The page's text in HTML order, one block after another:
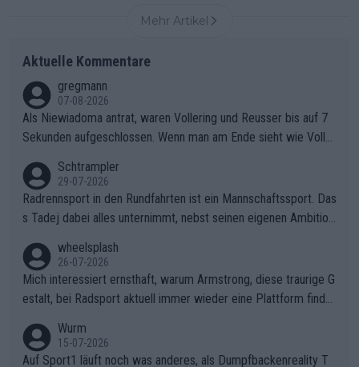
Mehr Artikel
Aktuelle Kommentare
gregmann
07-08-2026
Als Niewiadoma antrat, waren Vollering und Reusser bis auf 7
Sekunden aufgeschlossen. Wenn man am Ende sieht wie Voller
ering die 7 Sekunden zu Niewiadoma nicht geschlossen hat un
d den Abstand hat anwachsen lassen. Ein schwerer taktischer
Fehler, der den Tour Sieg kosten wird.Diese Beobachtung trifft
Zögerlichkeit von Demi Vollering in diesem Moment war das e
ntscheidende Puzzleteil, das Katarzyna Niewiadoma die Tür z
um Gelben Trikot geöffnet hat.Das taktische Dilemma am Mon
t VentouxDie psychologische Falle: Vollering spekulierte in die
ser Phase darauf, dass Marlen Reusser im Gelben Trikot die N
achführarbeit leistet, um ihre Gesamtführung zu verteidigen.De
Schtrampler
29-07-2026
Radrennsport in den Rundfahrten ist ein Mannschaftssport. Das
s Tadej dabei alles unternimmt, nebst seinen eigenen Ambition
ganze Team auch mental stark zu machen und konkret am Erf
olg teilzuhaben, ist ihm ganz hoch anzurechnen. Das ist ein Zei
chen weit über den Radsport hinaus.
wheelsplash
26-07-2026
Mich interessiert ernsthaft, warum Armstrong, diese traurige G
estalt, bei Radsport aktuell immer wieder eine Plattform finde
Wurm
15-07-2026
Auf Sport1 läuft noch was anderes, als Dumpfbackenreality T